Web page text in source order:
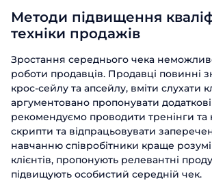
Методи підвищення
техніки продажів
Зростання середнього чека
роботи продавців. Продавці повинні
крос-сейлу та апсейлу, вміти слухати
аргументовано пропонувати
рекомендуємо проводити тренінги та
скрипти та відпрацьовувати
навчанню співробітники краще
клієнтів, пропонують релевантні
підвищують особистий середній чек.